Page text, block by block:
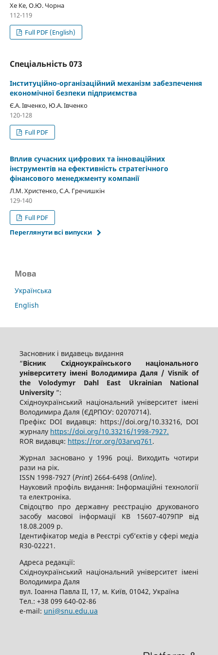
Хе Ке, О.Ю. Чорна
112-119
Full PDF (English)
Спеціальність 073
Iнституційно-організаційний механізм забезпечення
економічної безпеки підприємства
Є.А. Івченко, Ю.А. Івченко
120-128
Full PDF
Вплив сучасних цифрових та інноваційних
інструментів на ефективність стратегічного
фінансового менеджменту компанії
Л.М. Христенко, С.А. Гречишкін
129-140
Full PDF
Переглянути всі випуски
Мова
Українська
English
Засновник і видавець видання
“Вісник Східноукраїнського національного
університету імені Володимира Даля / Visnik of
the Volodymyr Dahl East Ukrainian National
University ”:
Східноукраїнський національний університет імені
Володимира Даля (ЄДРПОУ: 02070714).
Префікс DOI видавця: https://doi.org/10.33216, DOI
журналу https://doi.org/10.33216/1998-7927.
ROR видавця: https://ror.org/03arvq761 .
Журнал засновано у 1996 році. Виходить чотири
рази на рік.
ISSN 1998-7927 (Print) 2664-6498 (Online).
Науковий профіль видання: Інформаційні технології
та електроніка.
Свідоцтво про державну реєстрацію друкованого
засобу масової інформації КВ 15607-4079ПР від
18.08.2009 р.
Ідентифікатор медіа в Реєстрі суб’єктів у сфері медіа
R30-02221.
Адреса редакції:
Східноукраїнський національний університет імені
Володимира Даля
вул. Іоанна Павла ІІ, 17, м. Київ, 01042, Україна
Тел.: +38 099 640-02-86
е-mail: uni@snu.edu.ua